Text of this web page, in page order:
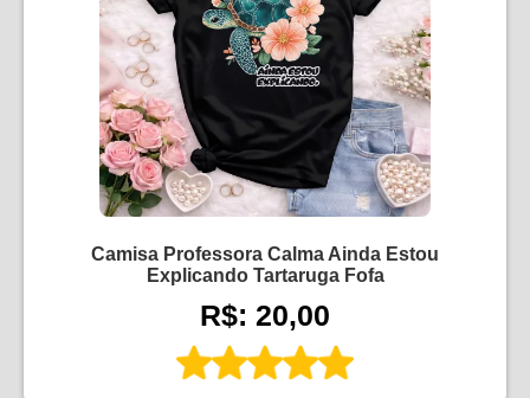
Camisa Professora Calma Ainda Estou
Explicando Tartaruga Fofa
R$: 20,00